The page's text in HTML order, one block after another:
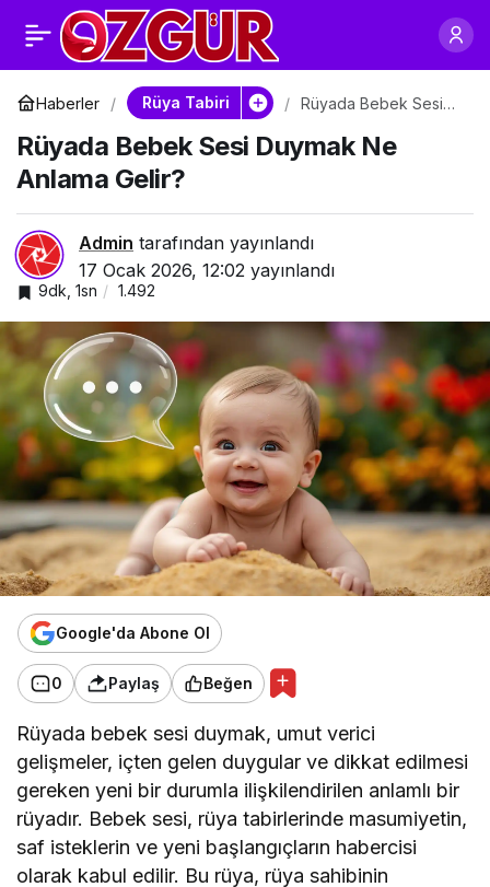
Haberler Rüya Tabiri
Rüyada Bebek Sesi
Gelir?
Rüyada Bebek Sesi Duymak Ne
Anlama Gelir?
Admin tarafından yayınlandı
17 Ocak 2026, 12:02 yayınlandı
9dk, 1sn 1.492
Google'da Abone Ol
0 Paylaş Beğen
Rüyada bebek sesi duymak, umut verici
gelişmeler, içten gelen duygular ve dikkat edilmesi
gereken yeni bir durumla ilişkilendirilen anlamlı bir
rüyadır. Bebek sesi, rüya tabirlerinde masumiyetin,
saf isteklerin ve yeni başlangıçların habercisi
olarak kabul edilir. Bu rüya, rüya sahibinin
Rüyada Bebek
Uyutmaya Çalışmak
Ne Anlama Gelir?
Paylaş